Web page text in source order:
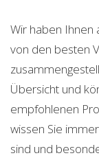
Wir haben Ihnen
von den besten
Übersicht und
empfohlenen
wissen Sie
sind und